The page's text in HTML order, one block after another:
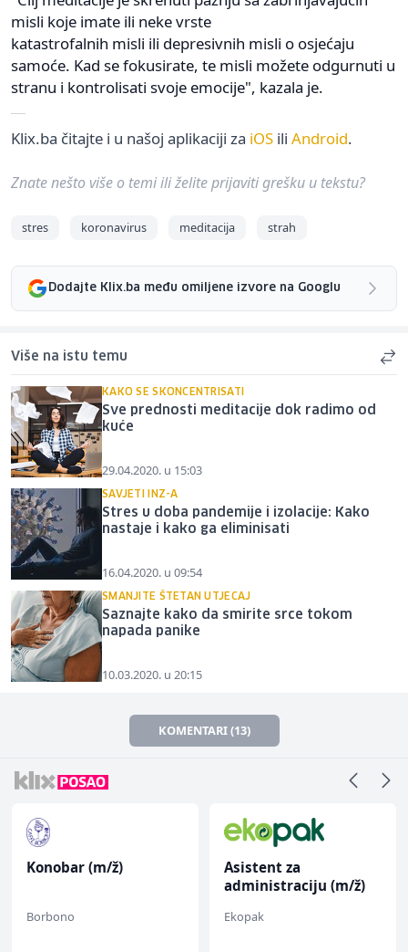
misli koje imate ili neke vrste
katastrofalnih misli ili depresivnih misli o osjećaju
samoće. Kad se fokusirate, te misli možete odgurnuti u
stranu i kontrolisati svoje emocije", kazala je.
Klix.ba čitajte i u našoj aplikaciji za iOS ili Android.
Znate nešto više o temi ili želite prijaviti grešku u tekstu?
stres koronavirus meditacija strah
Dodajte Klix.ba među omiljene izvore na Googlu
Više na istu temu
KAKO SE SKONCENTRISATI
Sve prednosti meditacije dok radimo od
kuće
29.04.2020. u 15:03
SAVJETI INZ-A
Stres u doba pandemije i izolacije: Kako
nastaje i kako ga eliminisati
16.04.2020. u 09:54
SMANJITE ŠTETAN UTJECAJ
Saznajte kako da smirite srce tokom
napada panike
10.03.2020. u 20:15
KOMENTARI (13)
Konobar (m/ž)
Borbono
Asistent za
administraciju (m/ž)
Ekopak